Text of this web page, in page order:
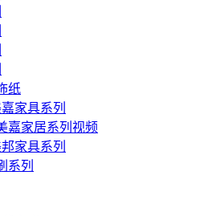
纸
家具系列
嘉家居系列视频
家具系列
系列